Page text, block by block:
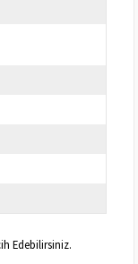
Edebilirsiniz.